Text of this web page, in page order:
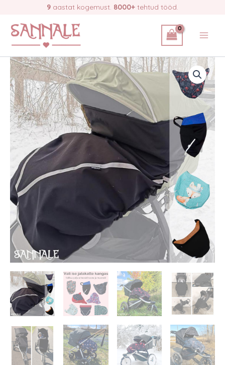
content
9 aastat kogemust. 8000+ tehtud tööd.